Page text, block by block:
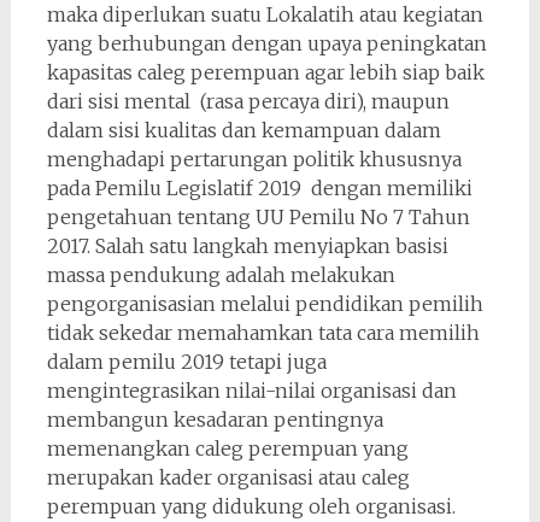
maka diperlukan suatu Lokalatih atau kegiatan
yang berhubungan dengan upaya peningkatan
kapasitas caleg perempuan agar lebih siap baik
dari sisi mental (rasa percaya diri), maupun
dalam sisi kualitas dan kemampuan dalam
menghadapi pertarungan politik khususnya
pada Pemilu Legislatif 2019 dengan memiliki
pengetahuan tentang UU Pemilu No 7 Tahun
2017. Salah satu langkah menyiapkan basisi
massa pendukung adalah melakukan
pengorganisasian melalui pendidikan pemilih
tidak sekedar memahamkan tata cara memilih
dalam pemilu 2019 tetapi juga
mengintegrasikan nilai-nilai organisasi dan
membangun kesadaran pentingnya
memenangkan caleg perempuan yang
merupakan kader organisasi atau caleg
perempuan yang didukung oleh organisasi.